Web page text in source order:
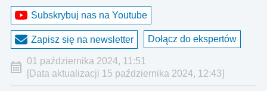
Subskrybuj nas na Youtube
Zapisz się na newsletter Dołącz do ekspertów
01 października 2024, 11:51
[Data aktualizacji 15 października 2024, 12:43]